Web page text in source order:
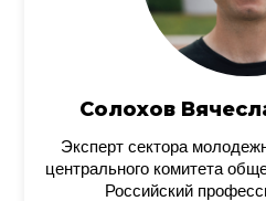
Солохов
Эксперт сектора
центрального комитета
Российский